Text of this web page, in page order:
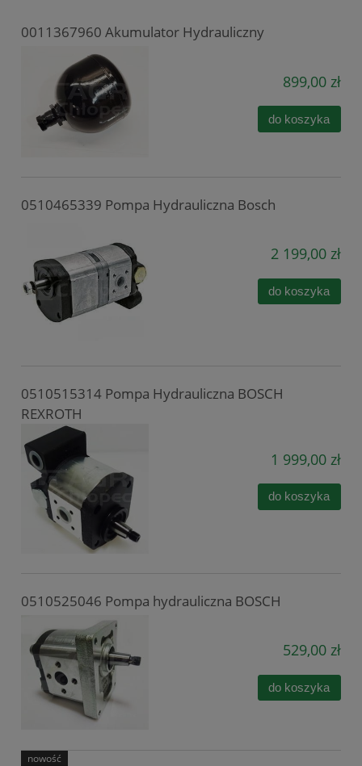
0011367960 Akumulator Hydrauliczny
899,00 zł
do koszyka
0510465339 Pompa Hydrauliczna Bosch
2 199,00 zł
do koszyka
0510515314 Pompa Hydrauliczna BOSCH
REXROTH
1 999,00 zł
do koszyka
0510525046 Pompa hydrauliczna BOSCH
529,00 zł
do koszyka
nowość